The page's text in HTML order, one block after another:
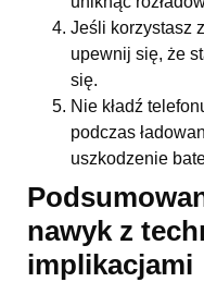
Jeśli korzystasz
upewnij się, że
się.
Nie kładź
podczas
uszkodzenie
nawyk z
implikacjami